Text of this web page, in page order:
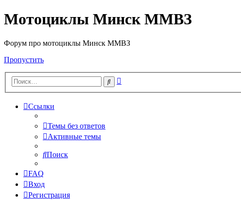
Мотоциклы Минск ММВЗ
Форум про мотоциклы Минск ММВЗ
Пропустить
Поиск
Ссылки
Темы без ответов
Активные темы
Поиск
FAQ
Вход
Регистрация